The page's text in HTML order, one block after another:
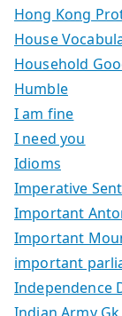
Hong Kong
House
Household
Humble
I am fine
I need you
Idioms
Imperative
Important
Important
important
Independence